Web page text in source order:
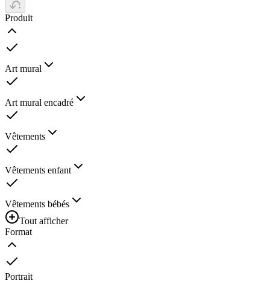
Produit
Art mural
Art mural encadré
Vêtements
Vêtements enfant
Vêtements bébés
Tout afficher
Format
Portrait